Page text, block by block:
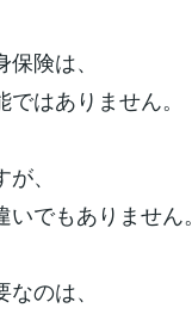
保険は、
ではありません。
、
いでもありません。
なのは、